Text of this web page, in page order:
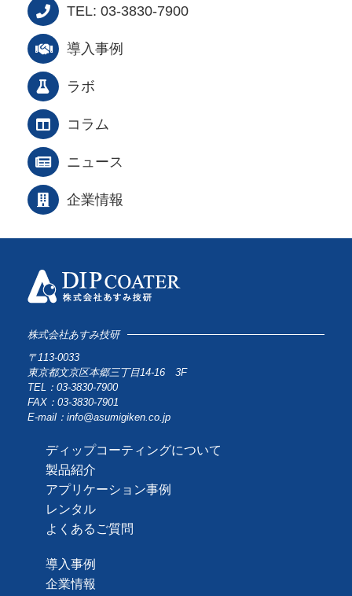
TEL: 03-3830-7900
導入事例
ラボ
コラム
ニュース
企業情報
株式会社あすみ技研
〒113-0033
東京都文京区本郷三丁目14-16 3F
TEL：03-3830-7900
FAX：03-3830-7901
E-mail：info@asumigiken.co.jp
ディップコーティングについて
製品紹介
アプリケーション事例
レンタル
よくあるご質問
導入事例
企業情報